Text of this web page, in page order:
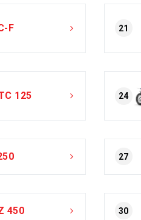
F 21
125 24
27
450 30